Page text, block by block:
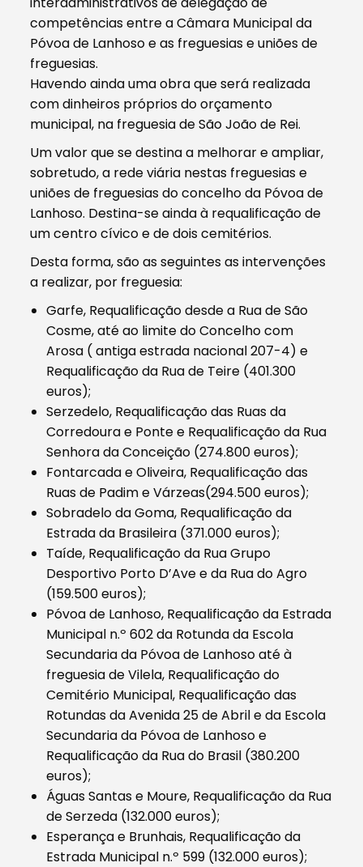
competências entre a Câmara Municipal da
Póvoa de Lanhoso e as freguesias e uniões de
freguesias.
Havendo ainda uma obra que será realizada
com dinheiros próprios do orçamento
municipal, na freguesia de São João de Rei.
Um valor que se destina a melhorar e ampliar,
sobretudo, a rede viária nestas freguesias e
uniões de freguesias do concelho da Póvoa de
Lanhoso. Destina-se ainda à requalificação de
um centro cívico e de dois cemitérios.
Desta forma, são as seguintes as intervenções
a realizar, por freguesia:
Garfe, Requalificação desde a Rua de São
Cosme, até ao limite do Concelho com
Arosa ( antiga estrada nacional 207-4) e
Requalificação da Rua de Teire (401.300
euros);
Serzedelo, Requalificação das Ruas da
Corredoura e Ponte e Requalificação da Rua
Senhora da Conceição (274.800 euros);
Fontarcada e Oliveira, Requalificação das
Ruas de Padim e Várzeas(294.500 euros);
Sobradelo da Goma, Requalificação da
Estrada da Brasileira (371.000 euros);
Taíde, Requalificação da Rua Grupo
Desportivo Porto D’Ave e da Rua do Agro
(159.500 euros);
Póvoa de Lanhoso, Requalificação da Estrada
Municipal n.º 602 da Rotunda da Escola
Secundaria da Póvoa de Lanhoso até à
freguesia de Vilela, Requalificação do
Cemitério Municipal, Requalificação das
Rotundas da Avenida 25 de Abril e da Escola
Secundaria da Póvoa de Lanhoso e
Requalificação da Rua do Brasil (380.200
euros);
Águas Santas e Moure, Requalificação da Rua
de Serzeda (132.000 euros);
Esperança e Brunhais, Requalificação da
Estrada Municipal n.º 599 (132.000 euros);